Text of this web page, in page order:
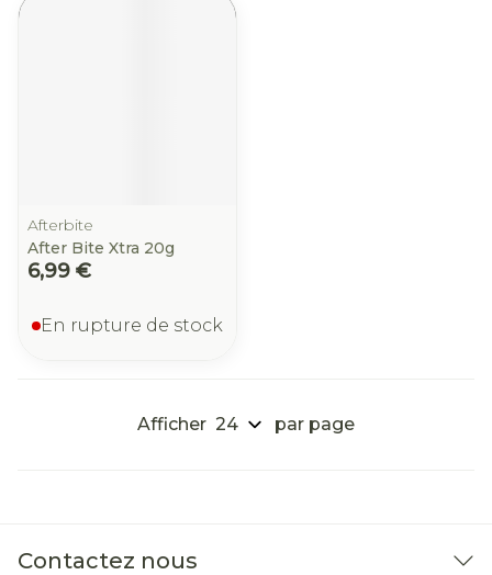
Afterbite
After Bite Xtra 20g
6,99 €
En rupture de stock
Afficher par page
Contactez nous